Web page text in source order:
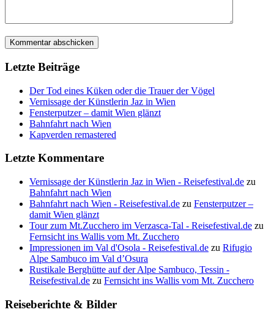
Letzte Beiträge
Der Tod eines Küken oder die Trauer der Vögel
Vernissage der Künstlerin Jaz in Wien
Fensterputzer – damit Wien glänzt
Bahnfahrt nach Wien
Kapverden remastered
Letzte Kommentare
Vernissage der Künstlerin Jaz in Wien - Reisefestival.de zu
Bahnfahrt nach Wien
Bahnfahrt nach Wien - Reisefestival.de zu Fensterputzer –
damit Wien glänzt
Tour zum Mt.Zucchero im Verzasca-Tal - Reisefestival.de zu
Fernsicht ins Wallis vom Mt. Zucchero
Impressionen im Val d'Osola - Reisefestival.de zu Rifugio
Alpe Sambuco im Val d’Osura
Rustikale Berghütte auf der Alpe Sambuco, Tessin -
Reisefestival.de zu Fernsicht ins Wallis vom Mt. Zucchero
Reiseberichte & Bilder